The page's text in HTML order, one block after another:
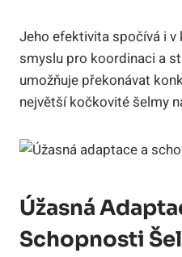
Jeho efektivita spočívá i
smyslu pro koordinaci a
umožňuje překonávat
největší kočkovité šelmy
Úžasná
Schopnosti